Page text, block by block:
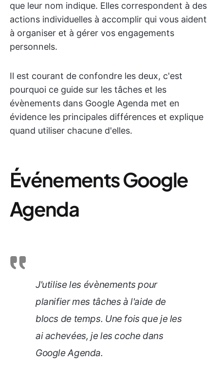
que leur nom indique. Elles correspondent à des
actions individuelles à accomplir qui vous aident
à organiser et à gérer vos engagements
personnels.
Il est courant de confondre les deux, c'est
pourquoi ce guide sur les tâches et les
évènements dans Google Agenda met en
évidence les principales différences et explique
quand utiliser chacune d'elles.
Événements Google
Agenda
J'utilise les évènements pour
planifier mes tâches à l'aide de
blocs de temps. Une fois que je les
ai achevées, je les coche dans
Google Agenda.